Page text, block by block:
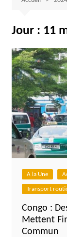
Jour : 11
A la Une
Transport
Congo :
Mettent
Commun